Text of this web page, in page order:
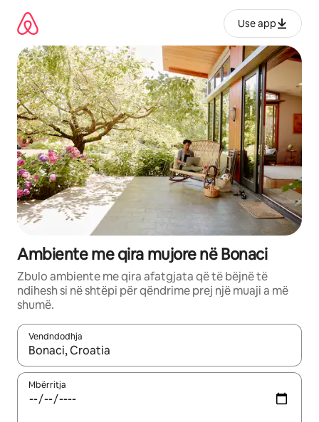
përmbajtja
Use app
Ambiente me qira mujore në Bonaci
Zbulo ambiente me qira afatgjata që të bëjnë të
ndihesh si në shtëpi për qëndrime prej një muaji a më
shumë.
Vendndodhja
Kur rezultatet të jenë të disponueshme, lëviz me butonat e
Mbërritja